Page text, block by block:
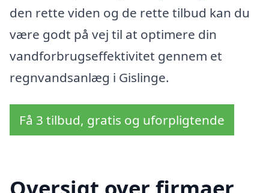
den rette viden og de rette tilbud kan du
være godt på vej til at optimere din
vandforbrugseffektivitet gennem et
regnvandsanlæg i Gislinge.
Få 3 tilbud, gratis og uforpligtende